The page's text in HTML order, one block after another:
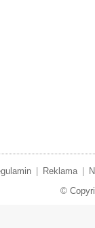
Reklama
©